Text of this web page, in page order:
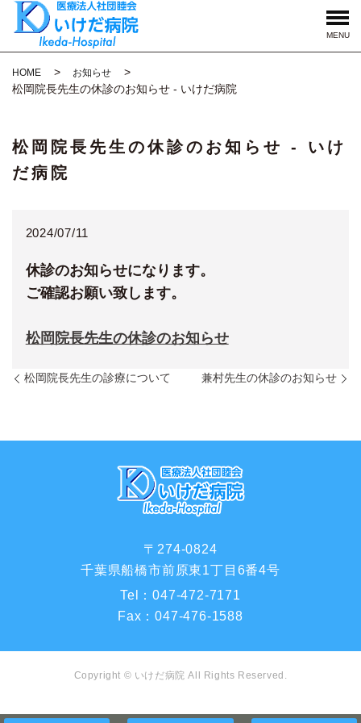
MENU
HOME お知らせ
松岡院長先生の休診のお知らせ - いけだ病院
松岡院長先生の休診のお知らせ - いけ
だ病院
2024/07/11
休診のお知らせになります。
ご確認お願い致します。
松岡院長先生の休診のお知らせ
松岡院長先生の診療について 兼村先生の休診のお知らせ
〒274-0824
千葉県船橋市前原東1丁目6番4号
Tel：047-472-7171
Fax：047-476-1588
Copyright © いけだ病院 All Rights Reserved.